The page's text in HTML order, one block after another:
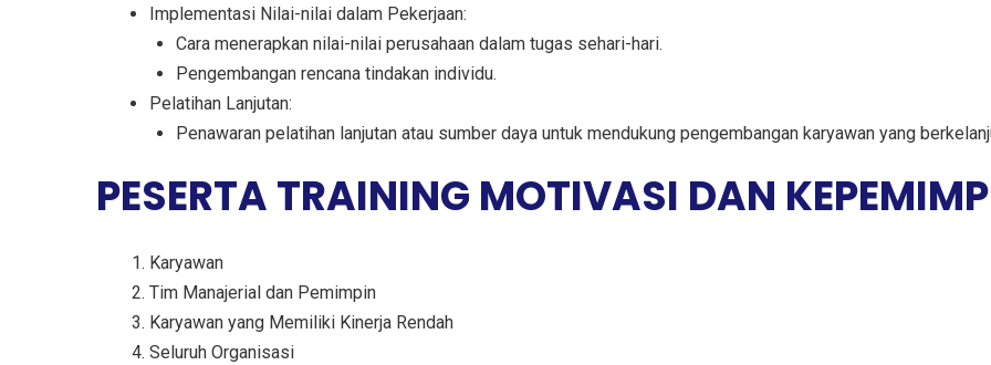
Implementasi Nilai-nilai dalam Pekerjaan:
Cara menerapkan nilai-nilai perusahaan dalam tugas sehari-hari.
Pengembangan rencana tindakan individu.
Pelatihan Lanjutan:
Penawaran pelatihan lanjutan atau sumber daya untuk mendukung pengembangan karyawan yang
PESERTA TRAINING MOTIVASI DAN
Karyawan
Tim Manajerial dan Pemimpin
Karyawan yang Memiliki Kinerja Rendah
Seluruh Organisasi